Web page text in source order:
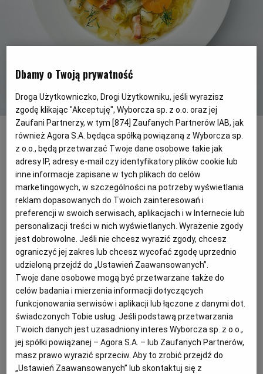
NAPOJE
MAKARONY
DRÓB
MIĘSA
RYBY
PRZEKĄSKI
DOMOWE PRZETWORY
SOST, DIPY I INNE DODATKI
DOMOWE PRZYJĘCIE
KUCHNIA CHIŃSKA
KUCHNIA GRECKA
KUCHNIA PORTUGALSKA
KUCHNIA FRANCUSKA
KUCHNIA AMERYKAŃSKA
KUCHNIA POLSKA
KUCHNIA MEKSYKAŃSKA
KUCHNIA INDYJSKA
KUCHNIA HISZPAŃSKA
ZAKUPY
FIT PRZEPISY
WEGAN
BEZ GLUTENU
PODRÓŻE KULINARNE
FELIETONY KULINARNE
KSIĄŻKI KULINARNE
SZEF KUCHNI
NASZE SERWISY
BIAŁYSTOK
BIELSKO-BIAŁA
BYDGOSZCZ
CZĘSTOCHOWA
ELBLĄG
GLIWICE
GORZÓW WIELKOPOLSKI
KALISZ
WYBORCZA.PL
MAGAZYNY
DUŻY FORMAT
WOLNA SOBOTA
ALE HISTORIA
WYBORCZA TV I VOD
TYLKO ZDROWIE
KSIĄŻKI. MAGAZYN DO CZYTANIA
WYBORCZA CLASSIC
WYBORCZA.BIZ
WYSOKIE OBCASY
BIQDATA
JUTRONAUCI
ARCHIWUM
Wielkopolska parzybroda(fot. Miód Malina Studio)
Zupa z młodej kapusty to w regionie
żartobliwie zwanym pyrlandią jeden z
kulinarnych symboli wiosennego i
letniego sezonu. Kto spędzał urlop na
wielkopolskiej wsi i miał sposobność
zajadania się parzybrodą, może się uznać
za szczęściarza.
Dbamy o Twoją prywatność
Droga Użytkowniczko, Drogi Użytkowniku, jeśli wyrazisz
zgodę klikając "Akceptuję", Wyborcza sp. z o.o. oraz jej
Zaufani Partnerzy, w tym [874] Zaufanych Partnerów IAB, jak
również Agora S.A. będąca spółką powiązaną z Wyborcza sp.
z o.o., będą przetwarzać Twoje dane osobowe takie jak
adresy IP, adresy e-mail czy identyfikatory plików cookie lub
inne informacje zapisane w tych plikach do celów
marketingowych, w szczególności na potrzeby wyświetlania
reklam dopasowanych do Twoich zainteresowań i
preferencji w swoich serwisach, aplikacjach i w Internecie lub
personalizacji treści w nich wyświetlanych. Wyrażenie zgody
jest dobrowolne. Jeśli nie chcesz wyrazić zgody, chcesz
ograniczyć jej zakres lub chcesz wycofać zgodę uprzednio
udzieloną przejdź do „Ustawień Zaawansowanych”.
Twoje dane osobowe mogą być przetwarzane także do
celów badania i mierzenia informacji dotyczących
funkcjonowania serwisów i aplikacji lub łączone z danymi dot.
świadczonych Tobie usług. Jeśli podstawą przetwarzania
Twoich danych jest uzasadniony interes Wyborcza sp. z o.o.,
jej spółki powiązanej – Agora S.A. – lub Zaufanych Partnerów,
masz prawo wyrazić sprzeciw. Aby to zrobić przejdź do
„Ustawień Zaawansowanych” lub skontaktuj się z